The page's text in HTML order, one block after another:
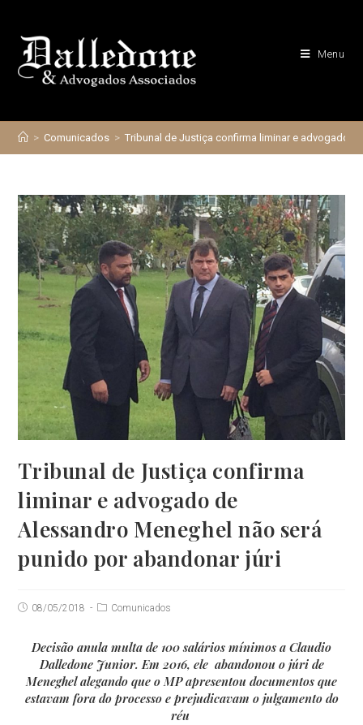
content
Menu
> Comunicados > Tribunal de Justiça confirma liminar e advogado
Tribunal de Justiça confirma
liminar e advogado de
Alessandro Meneghel não será
punido por abandonar júri
Post08/05/2018
PostComunicados
Decisão anula multa de 100 salários mínimos a Claudio
Dalledone Junior. Em 2016, ele abandonou o júri de
Meneghel alegando que o MP apresentou documentos que
estavam fora do processo e prejudicavam o julgamento do
réu